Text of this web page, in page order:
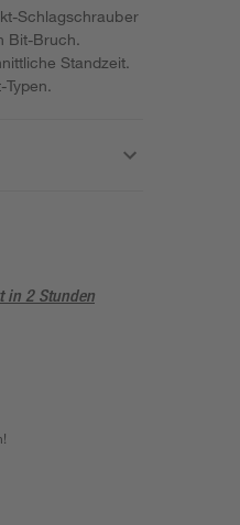
Schlagschrauber
Bit-Bruch.
Standzeit.
in 2 Stunden